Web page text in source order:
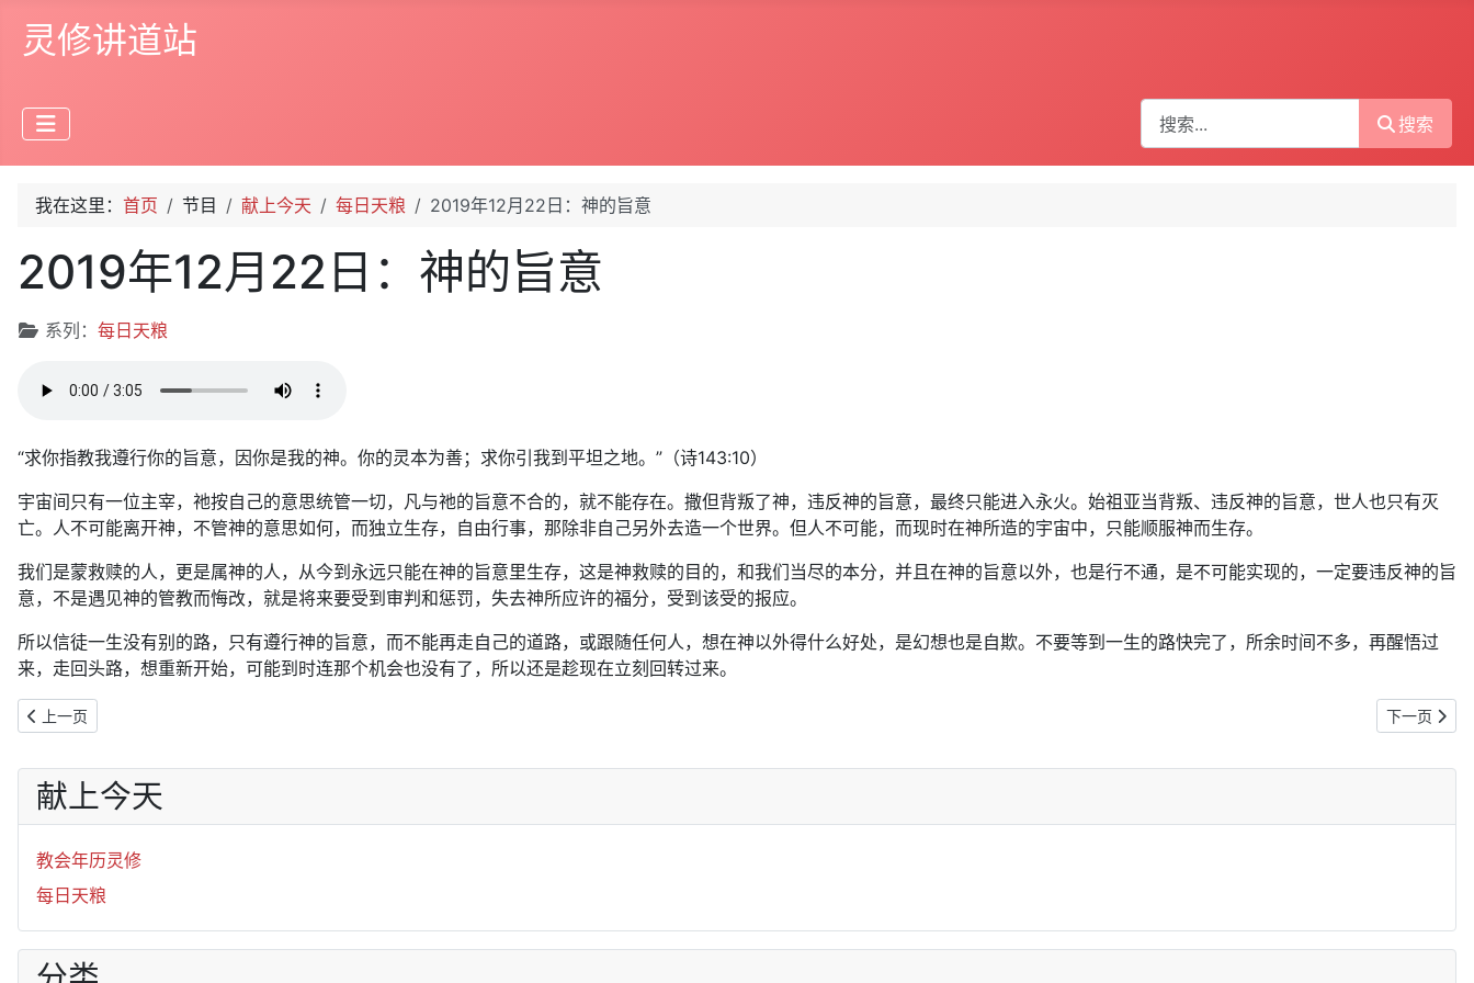
灵修讲道站
搜索
搜索
我在这里： 首页 节目 献上今天 每日天粮 2019年12月22日：神的旨意
2019年12月22日：神的旨意
文章信息
系列： 每日天粮
“求你指教我遵行你的旨意，因你是我的神。你的灵本为善；求你引我到平坦之地。”（诗143:10）
宇宙间只有一位主宰，祂按自己的意思统管一切，凡与祂的旨意不合的，就不能存在。撒但背叛了神，违反神的旨意，最终只能进入永火。始祖亚当背叛、违反神的旨意，世人也只有灭
亡。人不可能离开神，不管神的意思如何，而独立生存，自由行事，那除非自己另外去造一个世界。但人不可能，而现时在神所造的宇宙中，只能顺服神而生存。
我们是蒙救赎的人，更是属神的人，从今到永远只能在神的旨意里生存，这是神救赎的目的，和我们当尽的本分，并且在神的旨意以外，也是行不通，是不可能实现的，一定要违反神的旨
意，不是遇见神的管教而悔改，就是将来要受到审判和惩罚，失去神所应许的福分，受到该受的报应。
所以信徒一生没有别的路，只有遵行神的旨意，而不能再走自己的道路，或跟随任何人，想在神以外得什么好处，是幻想也是自欺。不要等到一生的路快完了，所余时间不多，再醒悟过
来，走回头路，想重新开始，可能到时连那个机会也没有了，所以还是趁现在立刻回转过来。
上一篇文章: 2019年12月23日：传扬基督
上一页 下一篇文章:
下一页
献上今天
教会年历灵修
每日天粮